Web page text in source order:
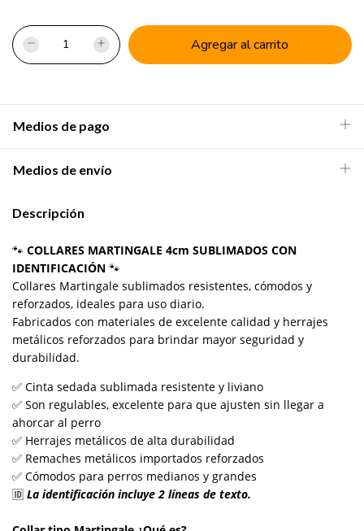
Medios de pago
Medios de envío
Descripción
🐾 COLLARES MARTINGALE 4cm SUBLIMADOS CON
IDENTIFICACIÓN 🐾
Collares Martingale sublimados resistentes, cómodos y
reforzados, ideales para uso diario.
Fabricados con materiales de excelente calidad y herrajes
metálicos reforzados para brindar mayor seguridad y
durabilidad.
✅ Cinta sedada sublimada resistente y liviano
✅ Son regulables, excelente para que ajusten sin llegar a
ahorcar al perro
✅ Herrajes metálicos de alta durabilidad
✅ Remaches metálicos importados reforzados
✅ Cómodos para perros medianos y grandes
🆔 La identificación incluye 2 líneas de texto.